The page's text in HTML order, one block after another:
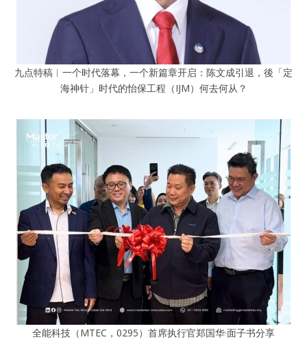
九点特稿︱一个时代落幕，一个新篇章开启：陈文成引退，後「定
海神针」时代的怡保工程（IJM）何去何从？
全能科技（MTEC，0295）首席执行官郑国华·面子书分享